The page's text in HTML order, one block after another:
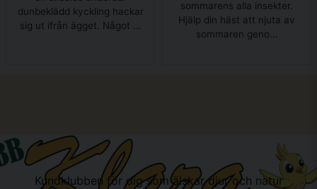
dunbeklädd kyckling hackar
sig ut ifrån ägget. Något ...
sommarens alla insekter.
Hjälp din häst att njuta av
sommaren geno...
Kundklubben för dig som älskar djur och natur